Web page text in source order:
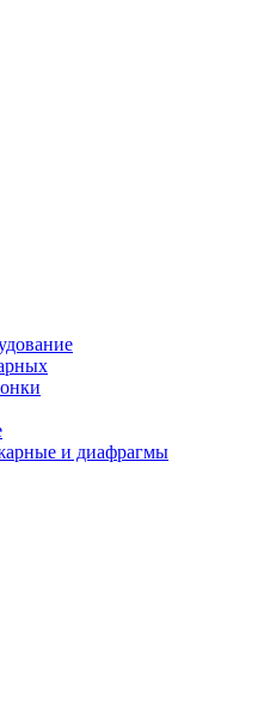
и диафрагмы